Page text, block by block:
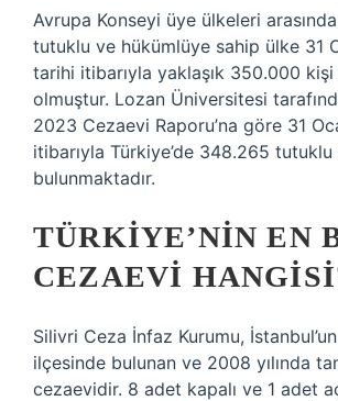
Avrupa Konseyi üye ülkeleri
tutuklu ve hükümlüye sahip ülke 31
tarihi itibarıyla yaklaşık 350.000
olmuştur. Lozan Üniversitesi
2023 Cezaevi Raporu’na göre 31
itibarıyla Türkiye’de 348.265
bulunmaktadır.
TÜRKIYE’NIN EN
CEZAEVI
Silivri Ceza İnfaz Kurumu,
ilçesinde bulunan ve 2008 yılında
cezaevidir. 8 adet kapalı ve 1 adet